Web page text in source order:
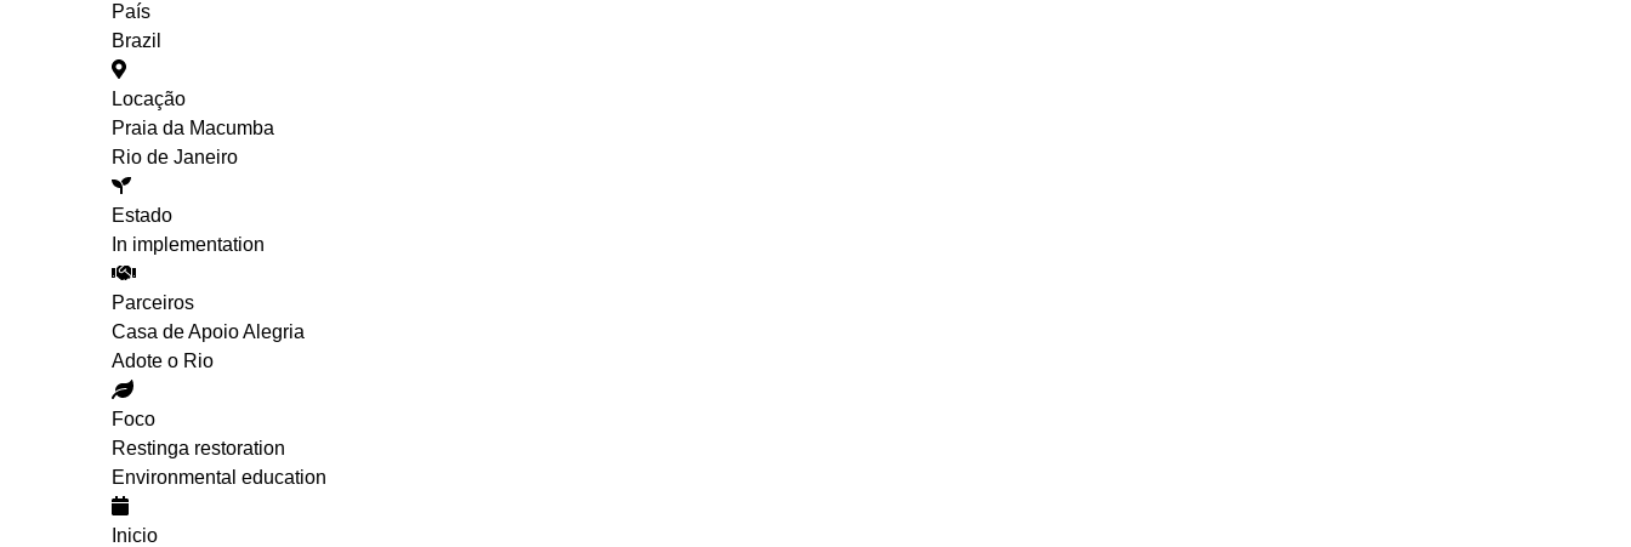
País
Brazil
Locação
Praia da Macumba
Rio de Janeiro
Estado
In implementation
Parceiros
Casa de Apoio Alegria
Adote o Rio
Foco
Restinga restoration
Environmental education
Inicio